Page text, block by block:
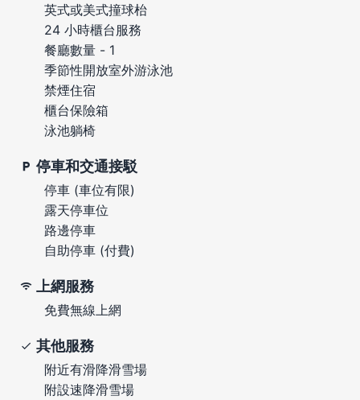
英式或美式撞球枱
24 小時櫃台服務
餐廳數量 - 1
季節性開放室外游泳池
禁煙住宿
櫃台保險箱
泳池躺椅
停車和交通接駁
停車 (車位有限)
露天停車位
路邊停車
自助停車 (付費)
上網服務
免費無線上網
其他服務
附近有滑降滑雪場
附設速降滑雪場